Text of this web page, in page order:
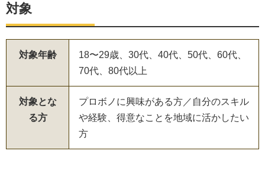
対象
対象年齢
18〜29歳、30代、40代、50代、60代、
70代、80代以上
対象とな
る方
プロボノに興味がある方／自分のスキル
や経験、得意なことを地域に活かしたい
方